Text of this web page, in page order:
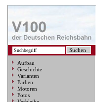
Aufbau
Geschichte
Varianten
Farben
Motoren
Fotos